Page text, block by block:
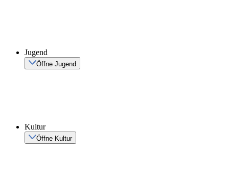
Jugend
Öffne Jugend
Kultur
Öffne Kultur